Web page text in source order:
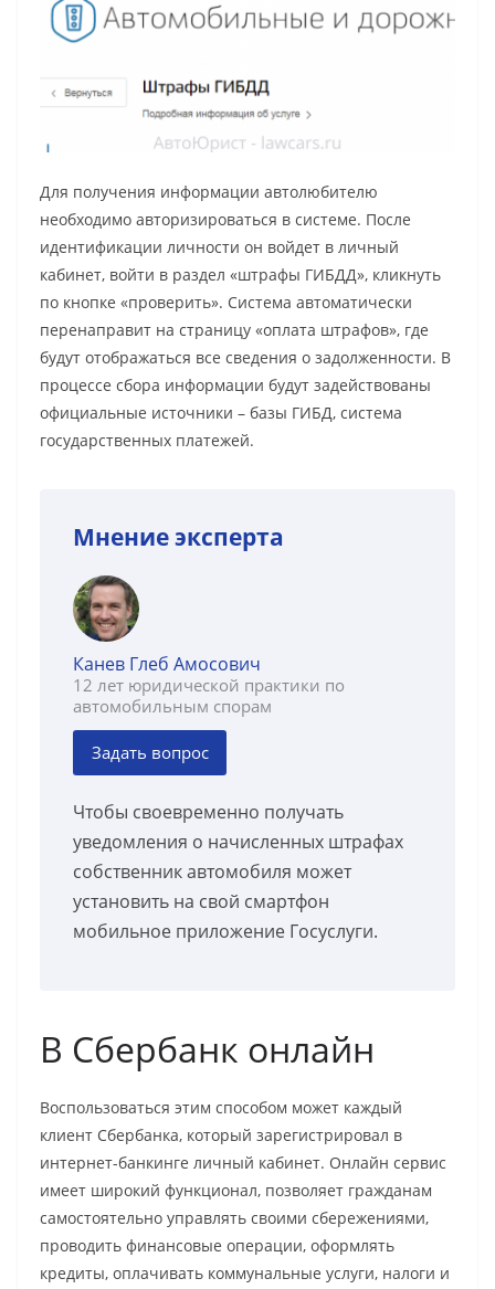
Для получения информации автолюбителю
необходимо авторизироваться в системе. После
идентификации личности он войдет в личный
кабинет, войти в раздел «штрафы ГИБДД», кликнуть
по кнопке «проверить». Система автоматически
перенаправит на страницу «оплата штрафов», где
будут отображаться все сведения о задолженности. В
процессе сбора информации будут задействованы
официальные источники – базы ГИБД, система
государственных платежей.
Мнение эксперта
Канев Глеб Амосович
12 лет юридической практики по
автомобильным спорам
Задать вопрос
Чтобы своевременно получать
уведомления о начисленных штрафах
собственник автомобиля может
установить на свой смартфон
мобильное приложение Госуслуги.
В Сбербанк онлайн
Воспользоваться этим способом может каждый
клиент Сбербанка, который зарегистрировал в
интернет-банкинге личный кабинет. Онлайн сервис
имеет широкий функционал, позволяет гражданам
самостоятельно управлять своими сбережениями,
проводить финансовые операции, оформлять
кредиты, оплачивать коммунальные услуги, налоги и